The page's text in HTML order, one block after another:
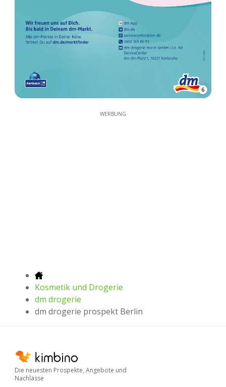
6
WERBUNG
Kosmetik und Drogerie
dm drogerie
dm drogerie prospekt Berlin
Die neuesten Prospekte, Angebote und
Nachlässe